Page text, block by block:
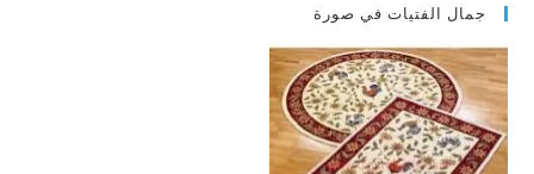
جمال الفتيات في صورة